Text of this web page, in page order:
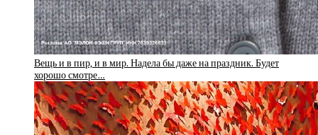
Вещь и в пир, и в мир. Надела бы даже на праздник. Будет
хорошо смотре…